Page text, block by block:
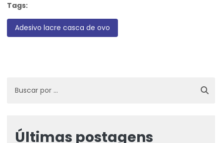
Tags:
Adesivo lacre casca de ovo
Últimas postagens